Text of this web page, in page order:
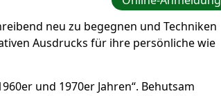
neu zu begegnen und Techniken
Ausdrucks für ihre persönliche wie
und 1970er Jahren“. Behutsam